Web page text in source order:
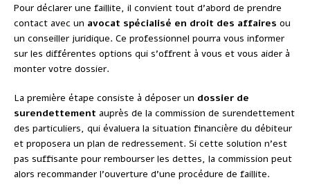
Pour déclarer une faillite, il convient tout d’abord de prendre
contact avec un avocat spécialisé en droit des affaires ou
un conseiller juridique. Ce professionnel pourra vous informer
sur les différentes options qui s’offrent à vous et vous aider à
monter votre dossier.
La première étape consiste à déposer un dossier de
surendettement auprès de la commission de surendettement
des particuliers, qui évaluera la situation financière du débiteur
et proposera un plan de redressement. Si cette solution n’est
pas suffisante pour rembourser les dettes, la commission peut
alors recommander l’ouverture d’une procédure de faillite.